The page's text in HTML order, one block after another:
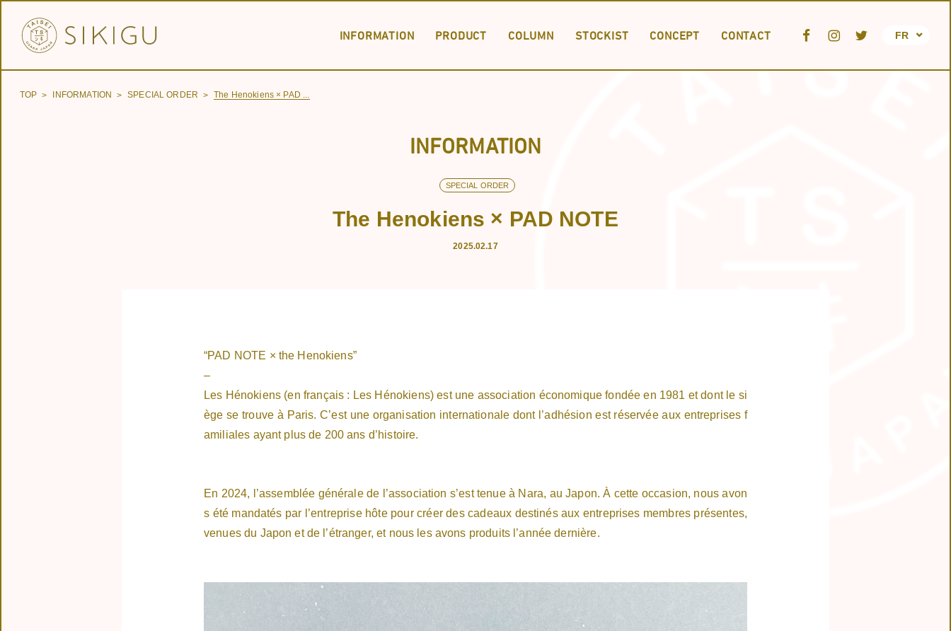
INFORMATION PRODUCT COLUMN STOCKIST CONCEPT CONTACT
FR
INFORMATION
COLUMN
STOCKIST
CONCEPT
TOP INFORMATION SPECIAL ORDER The Henokiens × PAD ...
INFORMATION
SPECIAL ORDER
The Henokiens × PAD NOTE
2025.02.17
“PAD NOTE × the Henokiens”
–
Les Hénokiens (en français : Les Hénokiens) est une association économique fondée en 1981 et dont le si
ège se trouve à Paris. C’est une organisation internationale dont l’adhésion est réservée aux entreprises f
amiliales ayant plus de 200 ans d’histoire.
En 2024, l’assemblée générale de l’association s’est tenue à Nara, au Japon. À cette occasion, nous avon
s été mandatés par l’entreprise hôte pour créer des cadeaux destinés aux entreprises membres présentes,
venues du Japon et de l’étranger, et nous les avons produits l’année dernière.